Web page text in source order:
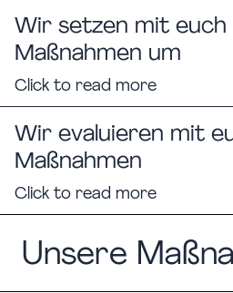
Wir setzen mit euch
Maßnahmen um
Click to read more
Wir evaluieren mit
Maßnahmen
Click to read more
Unsere